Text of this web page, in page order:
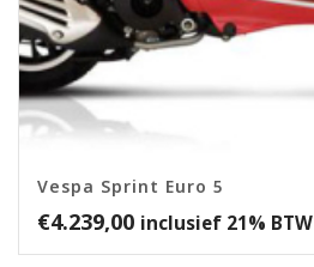
Vespa Sprint Euro 5
€4.239,00 inclusief 21% BTW